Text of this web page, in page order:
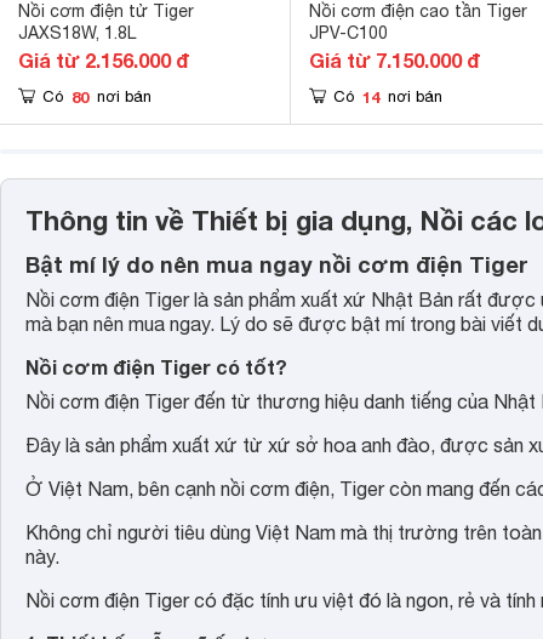
Nồi cơm điện tử Tiger
JAXS18W, 1.8L
Giá từ 2.156.000 đ
Có 80 nơi bán
Nồi cơm điện cao tần Tiger
JPV-C100
Giá từ 7.150.000 đ
Có 14 nơi bán
Thông tin về Thiết bị gia dụng, Nồi các
Bật mí lý do nên mua ngay nồi cơm điện Tiger
Nồi cơm điện Tiger là sản phẩm xuất xứ Nhật Bản rất
mà bạn nên mua ngay. Lý do sẽ được bật mí trong bài viết
Nồi cơm điện Tiger có tốt?
Nồi cơm điện Tiger đến từ thương hiệu danh tiếng của Nhật
Đây là sản phẩm xuất xứ từ xứ sở hoa anh đào, được sản
Ở Việt Nam, bên cạnh nồi cơm điện, Tiger còn mang đến
Không chỉ người tiêu dùng Việt Nam mà thị trường trên
này.
Nồi cơm điện Tiger có đặc tính ưu việt đó là ngon, rẻ và